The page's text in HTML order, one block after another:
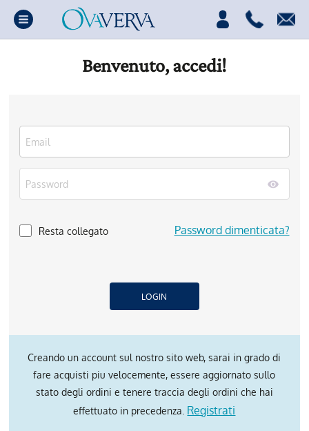
Benvenuto, accedi!
Resta collegato Password dimenticata?
Creando un account sul nostro sito web, sarai in grado di
fare acquisti piu velocemente, essere aggiornato sullo
stato degli ordini e tenere traccia degli ordini che hai
effettuato in precedenza. Registrati